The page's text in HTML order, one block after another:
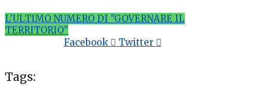
L'ULTIMO NUMERO DI "GOVERNARE IL
TERRITORIO"
Facebook
Twitter
Tags: